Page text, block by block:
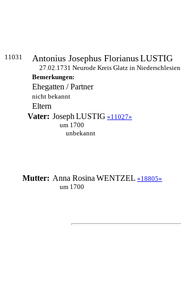
11031 Antonius Josephus FlorianusLUSTIG
27.02.1731 Neurode Kreis Glatz in Niederschlesien
Bemerkungen:
Ehegatten / Partner
nicht bekannt
Eltern
Vater: Joseph LUSTIG «11027»
um 1700
unbekannt
Mutter: Anna Rosina WENTZEL «18805»
um 1700